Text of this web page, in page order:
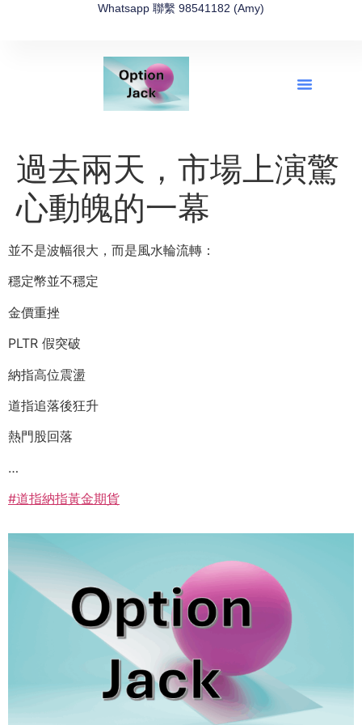
Whatsapp 聯繫 98541182 (Amy)
過去兩天，市場上演驚
心動魄的一幕
並不是波幅很大，而是風水輪流轉：
穩定幣並不穩定
金價重挫
PLTR 假突破
納指高位震盪
道指追落後狂升
熱門股回落
…
#道指納指黃金期貨